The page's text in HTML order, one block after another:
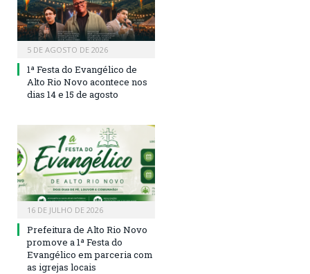
5 DE AGOSTO DE 2026
1ª Festa do Evangélico de
Alto Rio Novo acontece nos
dias 14 e 15 de agosto
16 DE JULHO DE 2026
Prefeitura de Alto Rio Novo
promove a 1ª Festa do
Evangélico em parceria com
as igrejas locais